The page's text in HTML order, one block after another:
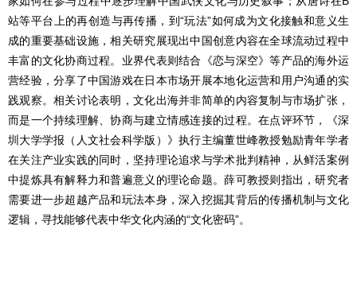
站等平台上的再创造与再传播，到“玩法”如何成为文化接触和意义生
成的重要基础设施，相关研究展现出中国创意内容在全球流动过程中
丰富的文化协商过程。业界代表则结合《恋与深空》等产品的海外运
营经验，分享了中国游戏在日本市场开展本地化运营和用户沟通的实
践观察。相关讨论表明，文化出海并非简单的内容复制与市场扩张，
而是一个持续理解、协商与建立情感连接的过程。在点评环节，《深
圳大学学报（人文社会科学版）》执行主编董世峰教授勉励青年学者
在关注产业实践的同时，坚持理论追求与学术批判精神，从鲜活案例
中提炼具有解释力和普遍意义的理论命题。薛可教授则指出，研究者
需要进一步超越产品和玩法本身，深入挖掘其背后的传播机制与文化
逻辑，寻找能够代表中华文化内涵的“文化密码”。